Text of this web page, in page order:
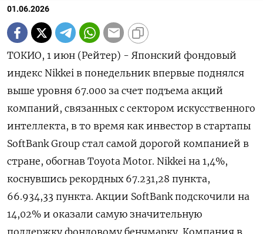
01.06.2026
ТОКИО, 1 июн (Рейтер) - Японский фондовый
индекс Nikkei в понедельник впервые поднялся
выше ‌уровня 67.000 за счет подъема акций
компаний, связанных с сектором искусственного
интеллекта, в ​то ​время ​как инвестор в ⁠стартапы
SoftBank ‌Group стал самой дорогой ‌компанией в
стране, обогнав Toyota Motor. Nikkei на ​1,4%,
коснувшись рекордных 67.231,28 ‌пункта,
66.934,33 пункта. Акции SoftBank подскочили ​на
14,02% и оказали самую ‌значительную